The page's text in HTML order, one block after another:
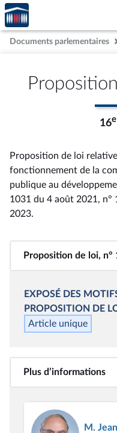
Aller au contenu
Aller en bas de la page
Accèder
à la
page
d'accueil
Documents parlementaires
16e
Proposition de loi
fonctionnement de la
publique au
1031 du 4 août 2021, n°
2023.
Proposition de loi, n°
EXPOSÉ DES
PROPOSITION DE
Article unique
Plus d’informations
M.